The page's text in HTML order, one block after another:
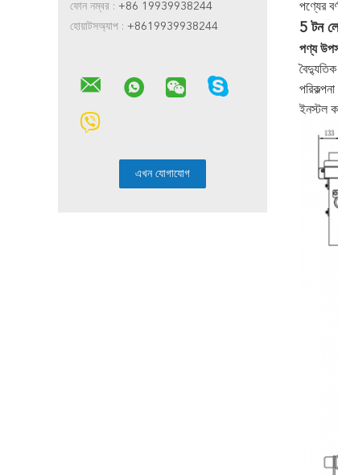
ফোন নম্বর : +86 19939938244
হোয়াটসঅ্যাপ : +8619939938244
পণ্যের
5 টন
পণ্য
ইনস্টল